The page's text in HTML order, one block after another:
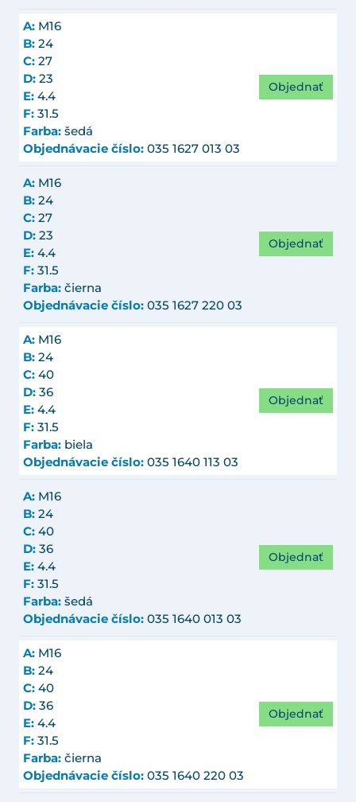
A: M16
B: 24
C: 27
D: 23
E: 4.4
F: 31.5
Farba: šedá
Objednávacie číslo: 035 1627 013 03
Objednať
A: M16
B: 24
C: 27
D: 23
E: 4.4
F: 31.5
Farba: čierna
Objednávacie číslo: 035 1627 220 03
Objednať
A: M16
B: 24
C: 40
D: 36
E: 4.4
F: 31.5
Farba: biela
Objednávacie číslo: 035 1640 113 03
Objednať
A: M16
B: 24
C: 40
D: 36
E: 4.4
F: 31.5
Farba: šedá
Objednávacie číslo: 035 1640 013 03
Objednať
A: M16
B: 24
C: 40
D: 36
E: 4.4
F: 31.5
Farba: čierna
Objednávacie číslo: 035 1640 220 03
Objednať